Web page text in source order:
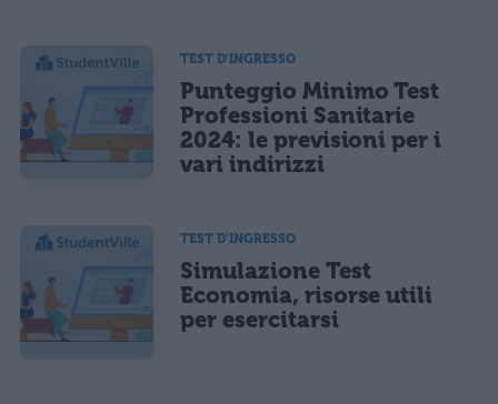
TEST D'INGRESSO
Punteggio Minimo Test
Professioni Sanitarie
2024: le previsioni per i
vari indirizzi
TEST D'INGRESSO
Simulazione Test
Economia, risorse utili
per esercitarsi